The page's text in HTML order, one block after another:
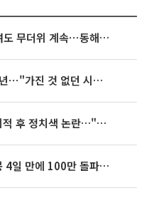
[내일 날씨] 폭염 한풀 꺾여도 무더위 계속⋯동해안 이틀 연속 비
임영웅, 어느덧 데뷔 10주년⋯"가진 것 없던 시절, 내 앞엔 20명의 팬뿐"
김희철, '뒤집힌 태극기' 지적 후 정치색 논란…"좌우 떠나 우리나라 국기"
놀란 감독 '오디세이', 개봉 4일 만에 100만 돌파⋯'왕사남' 보다 빠르다